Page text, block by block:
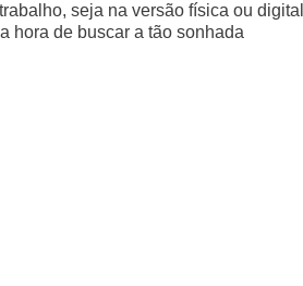
seja na versão física ou
hora de buscar a tão sonhada